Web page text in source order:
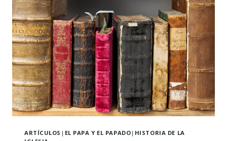
ARTÍCULOS | EL PAPA Y EL PAPADO | HISTORIA DE LA